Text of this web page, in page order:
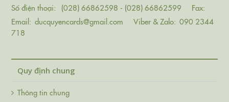
Số điện thoại:
(028) 66862598 - (028) 66862599
Fax:
Email: ducquyencards@gmail.com Viber & Zalo: 090 2344
718
Quy định chung
Thông tin chung